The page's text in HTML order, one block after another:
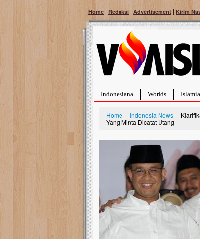
Home | Redaksi | Advertisement | Kirim
Indonesiana Worlds Islamia
Home | Indonesia News |
Yang Minta Dicatat Utang
Bantu
Tumor
Hidup Naura
rintangan yang
berusia
menghadapi
pembuluh